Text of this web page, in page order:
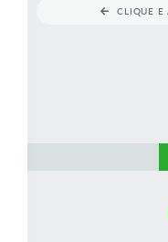
CLIQUE E